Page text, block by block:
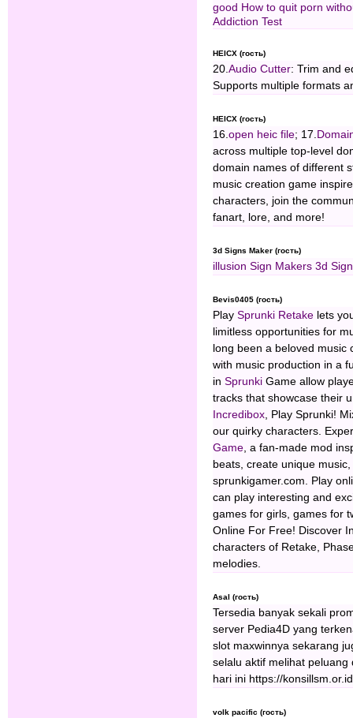
good How to quit porn
Addiction Test
HEICX (гость)
20. Audio Cutter: Trim and
Supports multiple formats
HEICX (гость)
16. open heic file; 17.
across multiple top-level
domain names of different
music creation game
characters, join the
fanart, lore, and more!
3d Signs Maker (гость)
illusion Sign Makers 3d
Bevis0405 (гость)
Play Sprunki Retake lets
limitless opportunities for
long been a beloved
with music production in a
in Sprunki Game allow
tracks that showcase their
Incredibox , Play Sprunki!
our quirky characters.
Game , a fan-made mod
beats, create unique
sprunkigamer.com. Play
can play interesting and
games for girls, games for
Online For Free! Discover
characters of Retake,
melodies.
Asal (гость)
Tersedia banyak sekali
server Pedia4D yang
slot maxwinnya sekarang
selalu aktif melihat
hari ini https://
volk pacific (гость)